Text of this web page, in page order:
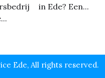
in Ede? Een...
Ede, All rights reserved.